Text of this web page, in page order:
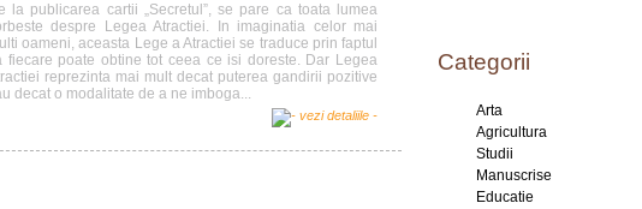
la publicarea cartii „Secretul”, se pare ca toata lumea
despre Legea Atractiei. In imaginatia celor mai
oameni, aceasta Lege a Atractiei se traduce prin faptul
fiecare poate obtine tot ceea ce isi doreste. Dar Legea
reprezinta mai mult decat puterea gandirii pozitive
decat o modalitate de a ne imboga...
Categorii
Arta
Agricultura
Studii
Manuscrise
Educatie